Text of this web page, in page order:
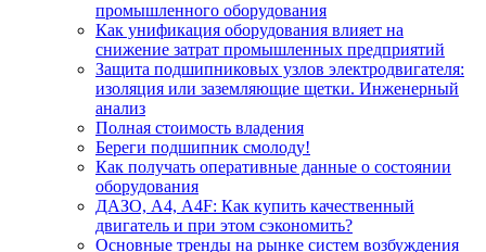
промышленного оборудования
Как унификация оборудования влияет на
снижение затрат промышленных предприятий
Защита подшипниковых узлов электродвигателя:
изоляция или заземляющие щетки. Инженерный
анализ
Полная стоимость владения
Береги подшипник смолоду!
Как получать оперативные данные о состоянии
оборудования
ДАЗО, А4, А4F: Как купить качественный
двигатель и при этом сэкономить?
Основные тренды на рынке систем возбуждения